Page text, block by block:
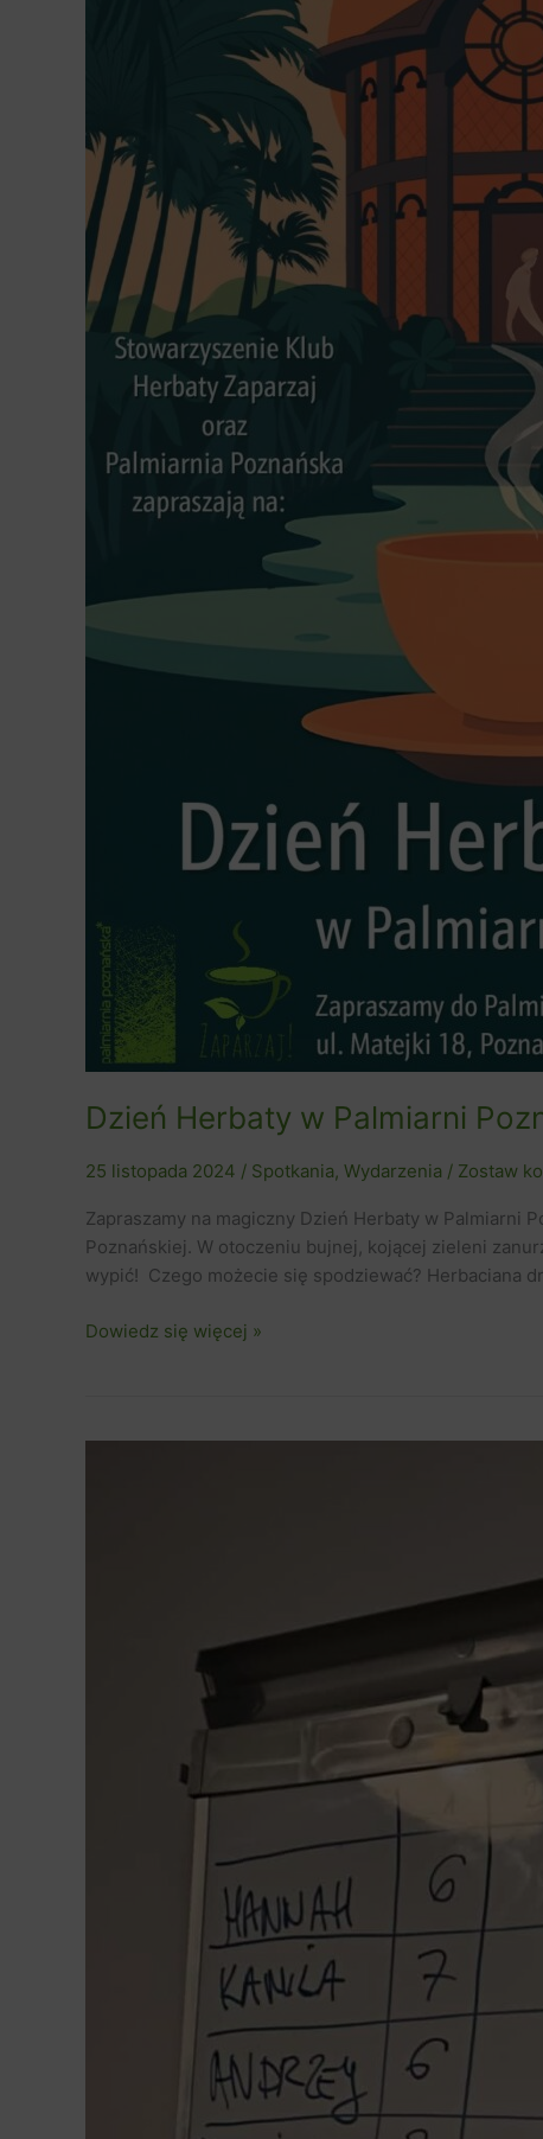
Dzień Herbaty w Palmiarni
25 listopada 2024 / Spotkania, Wydarzenia / Zostaw
Zapraszamy na magiczny Dzień Herbaty w Palmiarni
Poznańskiej. W otoczeniu bujnej, kojącej zieleni
wypić! Czego możecie się spodziewać? Herbaciana
Dowiedz się więcej »